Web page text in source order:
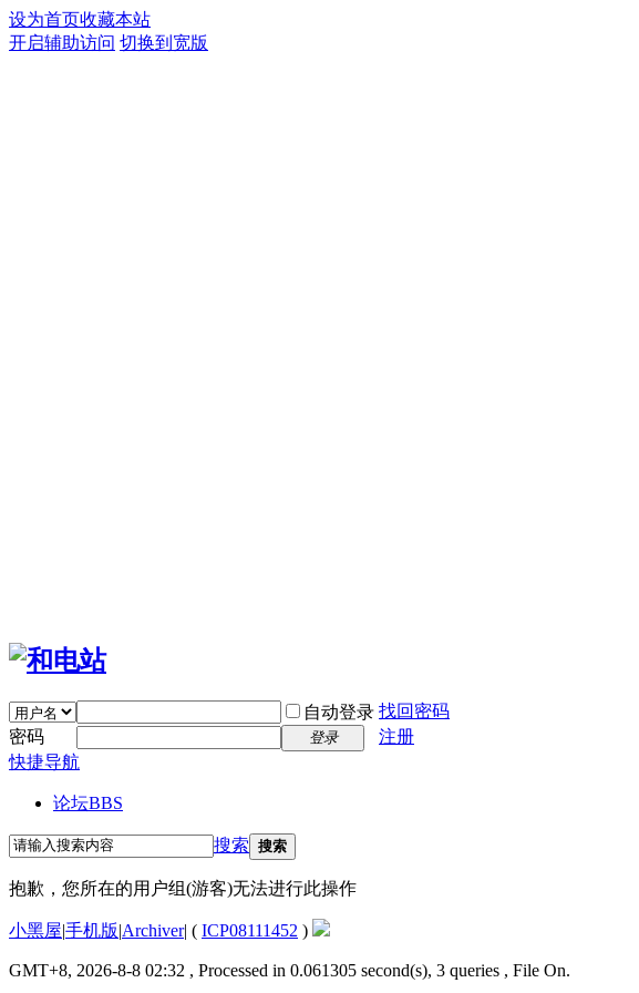
设为首页收藏本站
开启辅助访问 切换到宽版
自动登录 找回密码
密码
登录
注册
快捷导航
论坛BBS
搜索 搜索
抱歉，您所在的用户组(游客)无法进行此操作
小黑屋|手机版|Archiver| ( ICP08111452 )
GMT+8, 2026-8-8 02:32 , Processed in 0.061305 second(s), 3 queries , File On.